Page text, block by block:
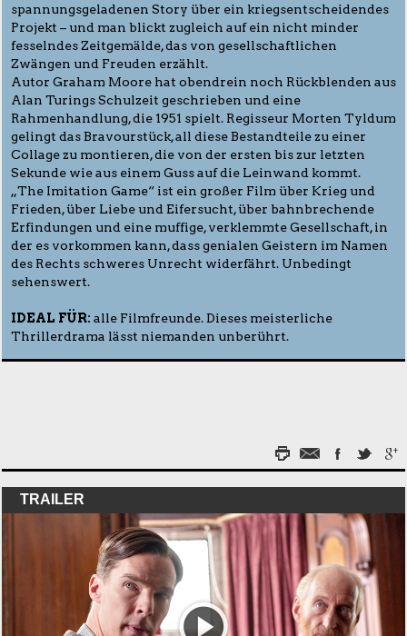
spannungsgeladenen Story über ein kriegsentscheidendes
Projekt – und man blickt zugleich auf ein nicht minder
fesselndes Zeitgemälde, das von gesellschaftlichen
Zwängen und Freuden erzählt.
Autor Graham Moore hat obendrein noch Rückblenden aus
Alan Turings Schulzeit geschrieben und eine
Rahmenhandlung, die 1951 spielt. Regisseur Morten Tyldum
gelingt das Bravourstück, all diese Bestandteile zu einer
Collage zu montieren, die von der ersten bis zur letzten
Sekunde wie aus einem Guss auf die Leinwand kommt.
„The Imitation Game“ ist ein großer Film über Krieg und
Frieden, über Liebe und Eifersucht, über bahnbrechende
Erfindungen und eine muffige, verklemmte Gesellschaft, in
der es vorkommen kann, dass genialen Geistern im Namen
des Rechts schweres Unrecht widerfährt. Unbedingt
sehenswert.
IDEAL FÜR: alle Filmfreunde. Dieses meisterliche
Thrillerdrama lässt niemanden unberührt.
TRAILER